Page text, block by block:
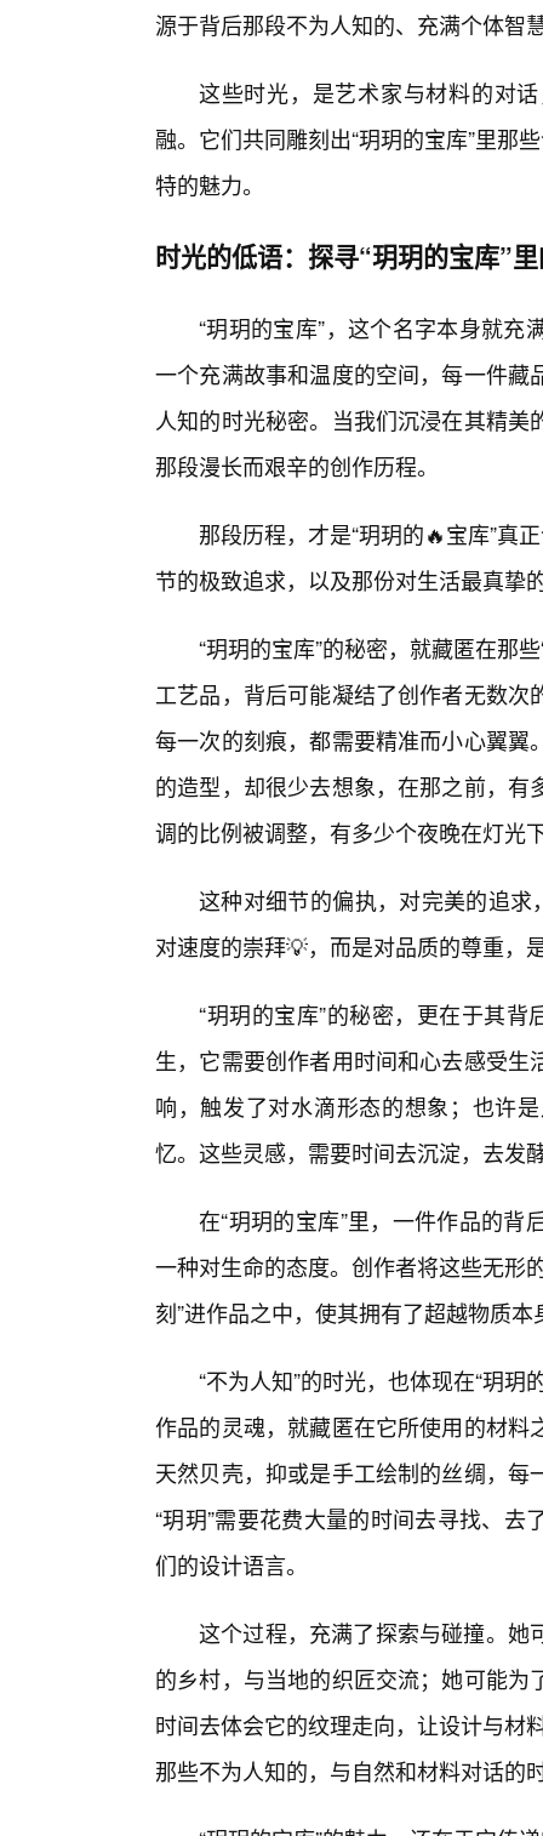
源于背后那段不为人知的、充满个体智
这些时光，是艺术家与材料的对
融。它们共同雕刻出“玥玥的宝库”里那
特的魅力。
时光的低语：探寻“玥玥的宝库”
“玥玥的宝库”，这个名字本身就
一个充满故事和温度的空间，每一件
人知的时光秘密。当我们沉浸在其精
那段漫长而艰辛的创作历程。
那段历程，才是“玥玥的🔥宝库”真
节的极致追求，以及那份对生活最真挚
“玥玥的宝库”的秘密，就藏匿在那
工艺品，背后可能凝结了创作者无数
每一次的刻痕，都需要精准而小心翼
的造型，却很少去想象，在那之前，
调的比例被调整，有多少个夜晚在灯光
这种对细节的偏执，对完美的追求
对速度的崇拜💡，而是对品质的尊重，
“玥玥的宝库”的秘密，更在于其
生，它需要创作者用时间和心去感受
响，触发了对水滴形态的想象；也许
忆。这些灵感，需要时间去沉淀，去发
在“玥玥的宝库”里，一件作品的
一种对生命的态度。创作者将这些无形
刻”进作品之中，使其拥有了超越物质
“不为人知”的时光，也体现在“玥
作品的灵魂，就藏匿在它所使用的材
天然贝壳，抑或是手工绘制的丝绸，
“玥玥”需要花费大量的时间去寻找、
们的设计语言。
这个过程，充满了探索与碰撞。她
的乡村，与当地的织匠交流；她可能
时间去体会它的纹理走向，让设计与材
那些不为人知的，与自然和材料对话的